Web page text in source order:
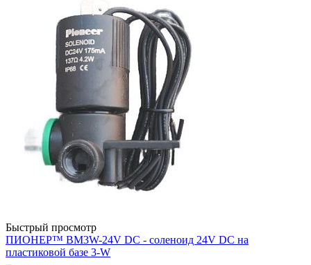
Быстрый просмотр
ПИОНЕР™ BM3W-24V DC - соленоид 24V DC на
пластиковой базе 3-W